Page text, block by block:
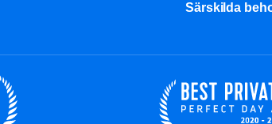
Särskilda